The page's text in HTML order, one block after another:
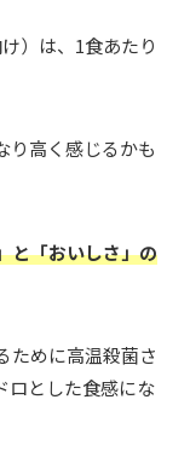
）は、1食あたり
り高く感じるかも
と「おいしさ」の
ために高温殺菌さ
ロとした食感にな